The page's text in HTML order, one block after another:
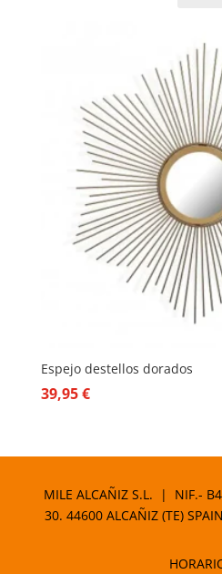
Espejo destellos dorados
39,95€
MILE ALCAÑIZ S.L. | NIF.-
30. 44600 ALCAÑIZ (TE)